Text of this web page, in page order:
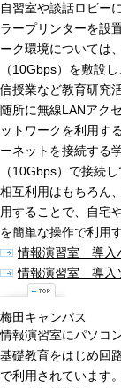
自習室や談話ロビー
ラープリンターを設
ーク環境については
（10Gbps）を敷設
信授業など教育研究
随所に無線LANアク
ットワークを利用す
ーネットを接続する
（10Gbps）で接続
相互利用はもちろん
用することで、自宅
を簡単な操作で利用
情報演習室 導入
情報演習室 導入
梅田キャンパス
情報演習室にパソコ
基礎教育をはじめ回
で利用されています